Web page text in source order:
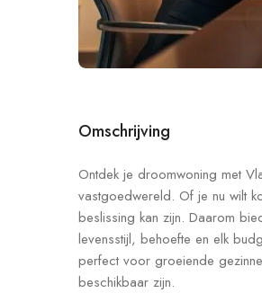
Omschrijving
Ontdek je droomwoning met
vastgoedwereld. Of je nu wilt
beslissing kan zijn. Daarom
levensstijl, behoefte en elk
perfect voor groeiende
beschikbaar zijn.